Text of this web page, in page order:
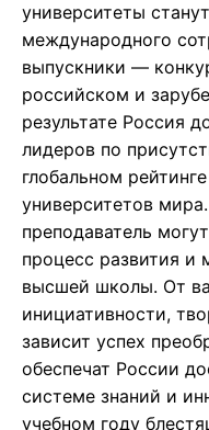
университеты
международного
выпускники —
российском и
результате Россия
лидеров по
глобальном
университетов
преподаватель
процесс развития и
высшей школы. От
инициативности,
зависит успех
обеспечат России
системе знаний и
учебном году